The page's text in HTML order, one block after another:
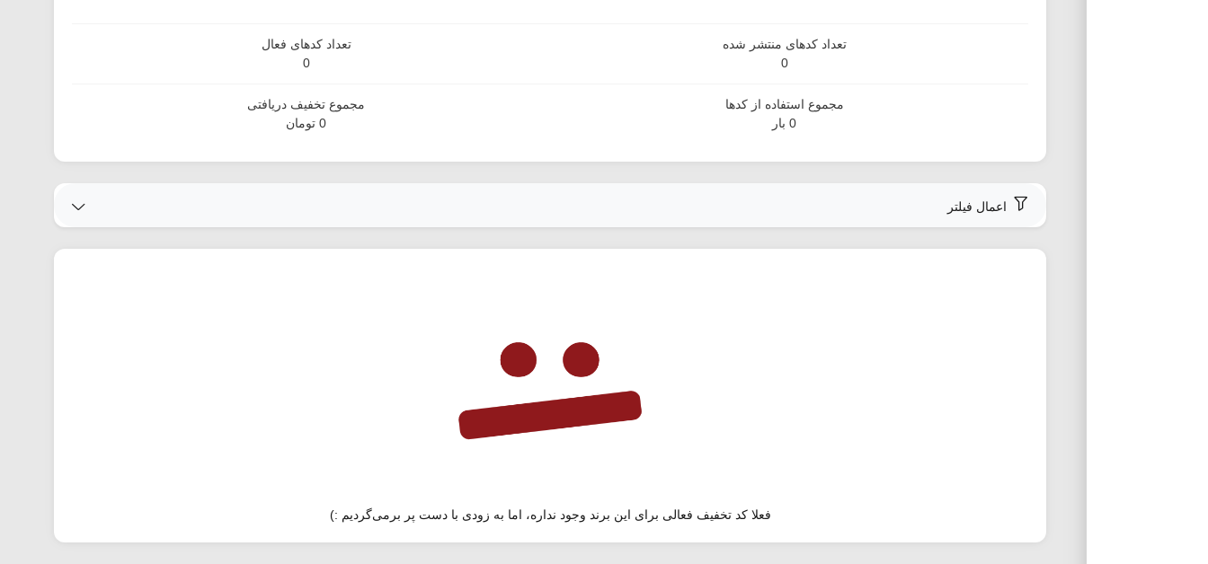
تعداد کدهای منتشر شده
0
تعداد کدهای فعال
0
مجموع استفاده از کدها
0 بار
مجموع تخفیف دریافتی
0 تومان
اعمال فیلتر
فعلا کد تخفیف فعالی برای این برند وجود نداره، اما به زودی با دست پر برمی‌گردیم :)